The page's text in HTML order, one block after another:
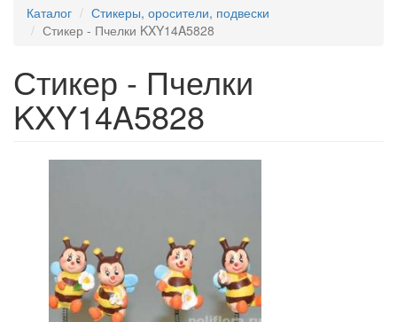
Каталог
Стикеры, оросители, подвески
Стикер - Пчелки KXY14A5828
Стикер - Пчелки
KXY14A5828